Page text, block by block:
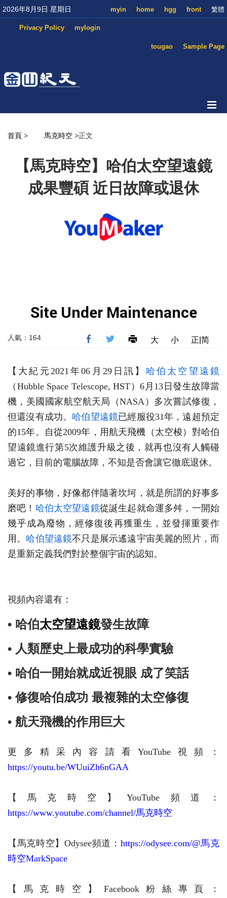
2026年8月9日 星期日 繁體
front
hgg
home
myin
mylogin
Privacy Policy
Sample Page
tougao
首頁 > 馬克時空 >正文
【馬克時空】哈伯太空望遠鏡
成果豐碩 近日故障或退休
人氣：164 大 小 正|简
【大紀元2021年06月29日訊】 哈伯太空望遠鏡
（Hubble Space Telescope, HST）6月13日發生故障當
機，美國國家航空航天局（NASA）多次嘗試修復，
但還沒有成功。 哈伯望遠鏡已經服役31年，遠超預定
的15年。自從2009年，用航天飛機（太空梭）對哈伯
望遠鏡進行第5次維護升級之後，就再也沒有人觸碰
過它，目前的電腦故障，不知是否會讓它徹底退休。
美好的事物，好像都伴隨著坎坷，就是所謂的好事多
磨吧！ 哈伯太空望遠鏡從誕生起就命運多舛，一開始
幾乎成為廢物，經修復後再獲重生，並發揮重要作
用。 哈伯望遠鏡不只是展示遙遠宇宙美麗的照片，而
是重新定義我們對於整個宇宙的認知。
視頻內容還有：
• 哈伯太空望遠鏡發生故障
• 人類歷史上最成功的科學實驗
• 哈伯一開始就成近視眼 成了笑話
• 修復哈伯成功 最複雜的太空修復
• 航天飛機的作用巨大
更多精采內容請看YouTube視頻：
https://youtu.be/WUuiZh6nGAA
【馬克時空】YouTube頻道：
https://www.youtube.com/channel/馬克時空
【馬克時空】Odysee頻道： https://odysee.com/@馬克
時空MarkSpace
【馬克時空】Facebook粉絲專頁：